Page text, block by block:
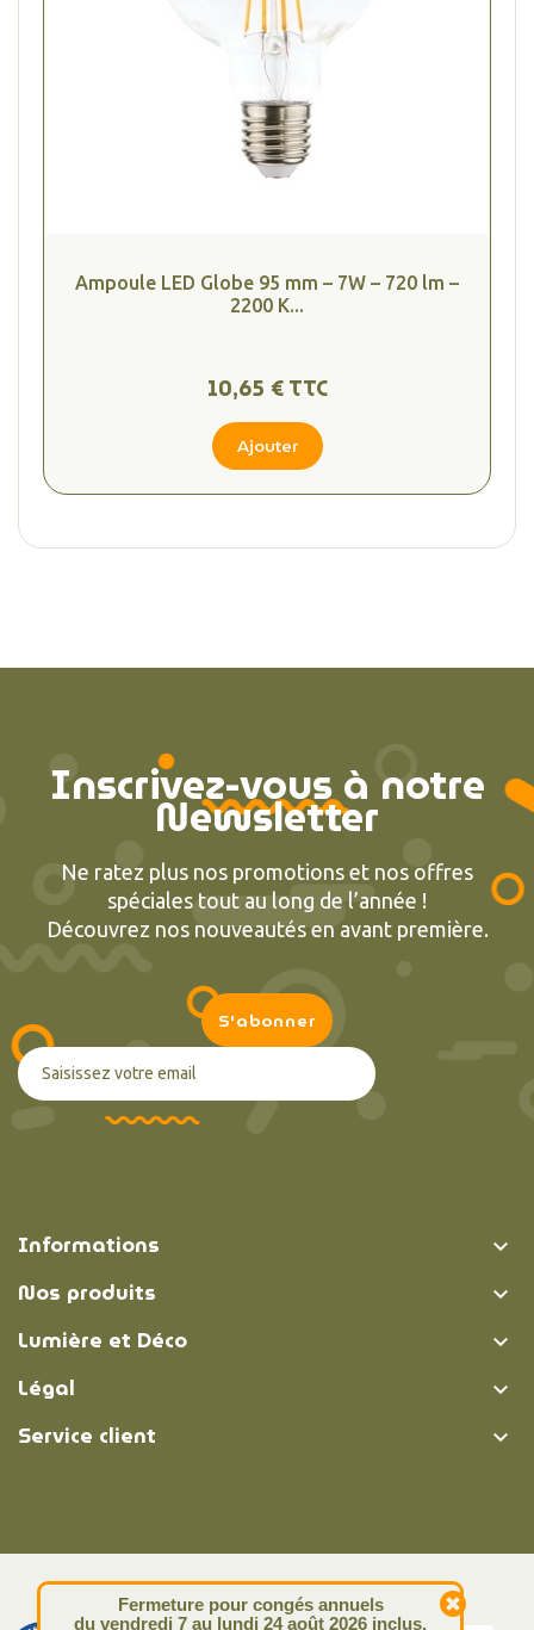
Ampoule LED Globe 95 mm – 7W – 720 lm –
2200 K...
10,65 € TTC
Ajouter
Inscrivez-vous à notre
Newsletter
Ne ratez plus nos promotions et nos offres
spéciales tout au long de l’année !
Découvrez nos nouveautés en avant première.
Informations 
Nos produits 
Lumière et Déco 
Légal 
Service client 
© Lumière et Déco | 2026
Fermeture pour congés annuels
du vendredi 7 au lundi 24 août 2026 inclus.